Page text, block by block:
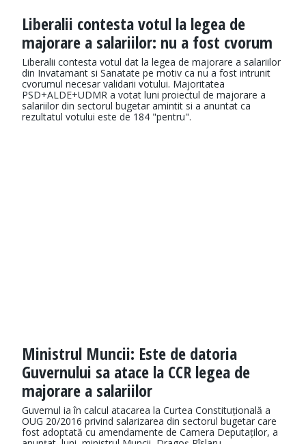
Liberalii contesta votul la legea de
majorare a salariilor: nu a fost cvorum
Liberalii contesta votul dat la legea de majorare a salariilor
din Invatamant si Sanatate pe motiv ca nu a fost intrunit
cvorumul necesar validarii votului. Majoritatea
PSD+ALDE+UDMR a votat luni proiectul de majorare a
salariilor din sectorul bugetar amintit si a anuntat ca
rezultatul votului este de 184 "pentru".
Ministrul Muncii: Este de datoria
Guvernului sa atace la CCR legea de
majorare a salariilor
Guvernul ia în calcul atacarea la Curtea Constituțională a
OUG 20/2016 privind salarizarea din sectorul bugetar care
fost adoptată cu amendamente de Camera Deputaților, a